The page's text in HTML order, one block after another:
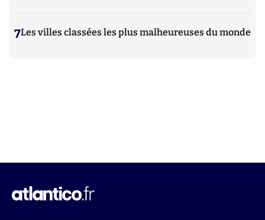
7Les villes classées les plus malheureuses du monde